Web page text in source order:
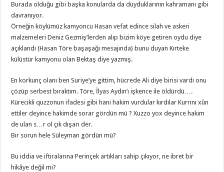
Burada olduğu gibi başka konularda da duyduklarının kahramanı gibi
davranıyor.
Örneğin köylümüz kamyoncu Hasan vefat edince silah ve askeri
malzemeleri Deniz Gezmiş’lerden alıp bizim köye getiren oydu diye
açıklandı (Hasan Töre başaşağı mesajında) bunu duyan Kırteke
külüstür kamyonu olan Bektaş diye yazmış.
En korkunç olanı ben Suriye’ye gittim, hücrede Ali diye birisi vardı onu
çözüp serbest bıraktım. Töre, İlyas Aydın’ı işkence ile öldürdü….
Kürecikli quzzonun ifadesi gibi hani hakim vurdular kırdılar Kurrını xûn
ettiler deyince hakimde sorar gördün mü ? Xuzzo yox deyince hakim
de ulan s…r ol çık dışarı der.
Bir sorun hele Süleyman gördün mü?
Bu iddia ve iftiralarına Perinçek artıkları sahip çıkıyor, ne ibret bir
hikâye değil mi?